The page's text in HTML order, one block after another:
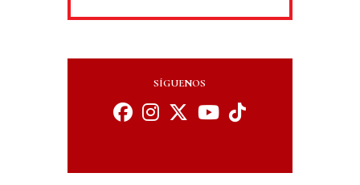
SÍGUENOS